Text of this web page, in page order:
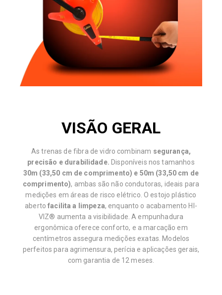
VISÃO GERAL
As trenas de fibra de vidro combinam segurança,
precisão e durabilidade. Disponíveis nos tamanhos
30m (33,50 cm de comprimento) e 50m (33,50 cm de
comprimento), ambas são não condutoras, ideais para
medições em áreas de risco elétrico. O estojo plástico
abertofacilita a limpeza, enquanto o acabamento HI-
VIZ® aumenta a visibilidade. A empunhadura
ergonômica oferece conforto, e a marcação em
centímetros assegura medições exatas. Modelos
perfeitos para agrimensura, perícia e aplicações gerais,
com garantia de 12 meses.